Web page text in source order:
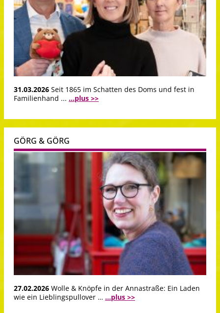
31.03.2026 Seit 1865 im Schatten des Doms und fest in
Familienhand ... ...plus >>
GÖRG & GÖRG
27.02.2026 Wolle & Knöpfe in der Annastraße: Ein Laden
wie ein Lieblingspullover … ...plus >>